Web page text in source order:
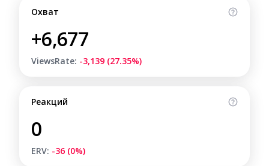
Охват
+6,677
ViewsRate: -3,139 (27.35%)
Реакций
0
ERV: -36 (0%)